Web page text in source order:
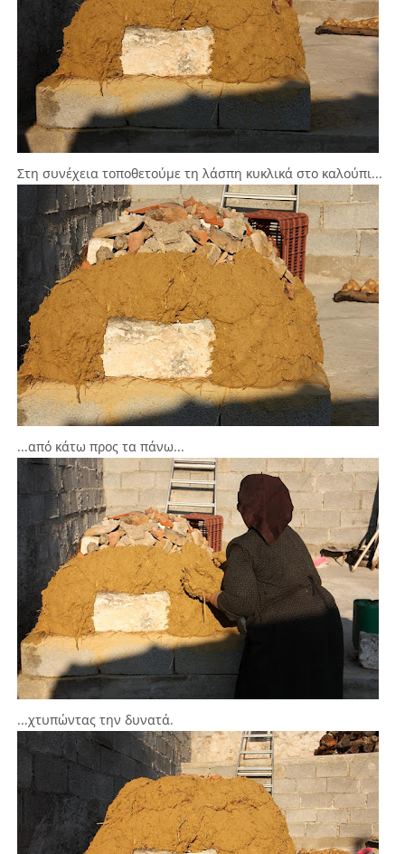
Στη συνέχεια τοποθετούμε τη λάσπη κυκλικά στο καλούπι...
...από κάτω προς τα πάνω...
...χτυπώντας την δυνατά.